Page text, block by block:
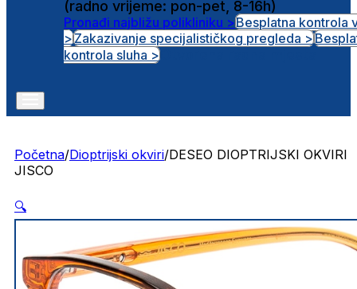
(radno vrijeme: pon-pet, 8-16h)
Pronađi najbližu polikliniku >Besplatna kontrola
>Zakazivanje specijalističkog pregleda >
kontrola sluha >
Početna/Dioptrijski okviri/DESEO DIOPTRIJSKI OKVIRI
JISCO
🔍